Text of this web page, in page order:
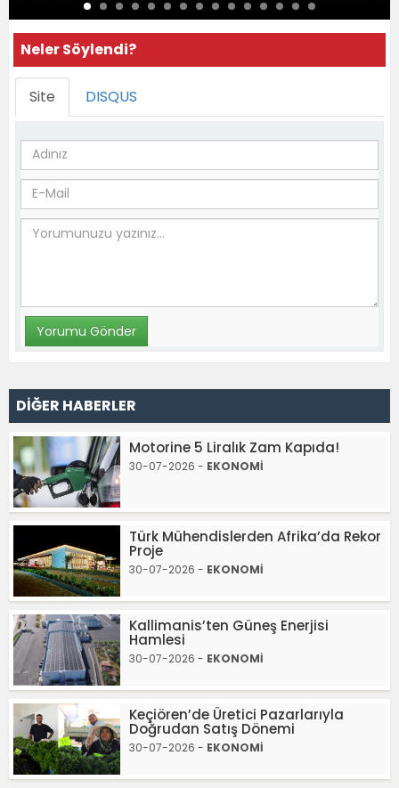
Neler Söylendi?
Site DISQUS
DİĞER HABERLER
Motorine 5 Liralık Zam Kapıda!
30-07-2026 - EKONOMİ
Türk Mühendislerden Afrika’da Rekor
Proje
30-07-2026 - EKONOMİ
Kallimanis’ten Güneş Enerjisi
Hamlesi
30-07-2026 - EKONOMİ
Keçiören’de Üretici Pazarlarıyla
Doğrudan Satış Dönemi
30-07-2026 - EKONOMİ